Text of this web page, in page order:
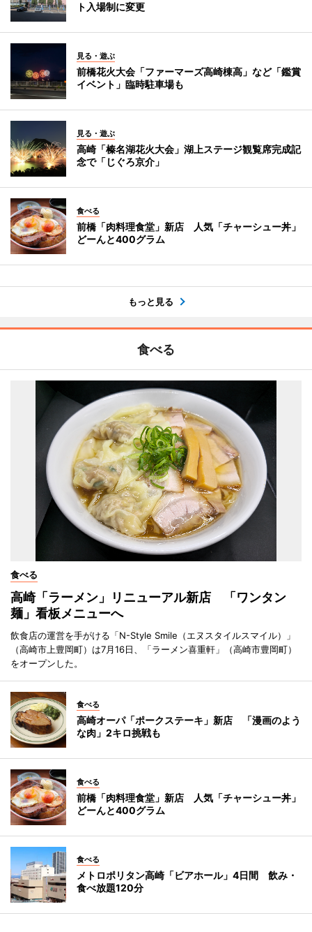
ト入場制に変更
見る・遊ぶ
前橋花火大会「ファーマーズ高崎棟高」など「鑑賞
イベント」臨時駐車場も
見る・遊ぶ
高崎「榛名湖花火大会」湖上ステージ観覧席完成記
念で「じぐろ京介」
食べる
前橋「肉料理食堂」新店 人気「チャーシュー丼」
どーんと400グラム
もっと見る
食べる
食べる
高崎「ラーメン」リニューアル新店 「ワンタン
麺」看板メニューへ
飲食店の運営を手がける「N-Style Smile（エヌスタイルスマイル）」
（高崎市上豊岡町）は7月16日、「ラーメン喜重軒」（高崎市豊岡町）
をオープンした。
食べる
高崎オーパ「ポークステーキ」新店 「漫画のよう
な肉」2キロ挑戦も
食べる
前橋「肉料理食堂」新店 人気「チャーシュー丼」
どーんと400グラム
食べる
メトロポリタン高崎「ビアホール」4日間 飲み・
食べ放題120分